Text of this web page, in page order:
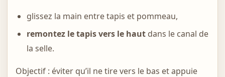
glissez la main entre tapis et pommeau,
remontez le tapis vers le hautdans le canal de
la selle.
Objectif : éviter qu’il ne tire vers le bas et appuie